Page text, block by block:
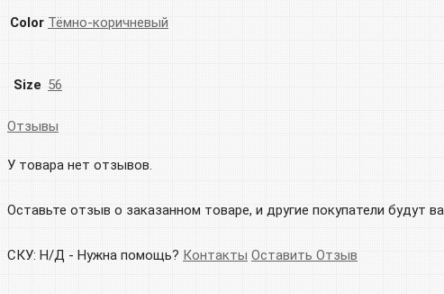
Color Тёмно-коричневый
Size 56
Отзывы
У товара нет отзывов.
Оставьте отзыв о заказанном товаре, и другие покупатели будут
СКУ: Н/Д - Нужна помощь? Контакты Оставить Отзыв